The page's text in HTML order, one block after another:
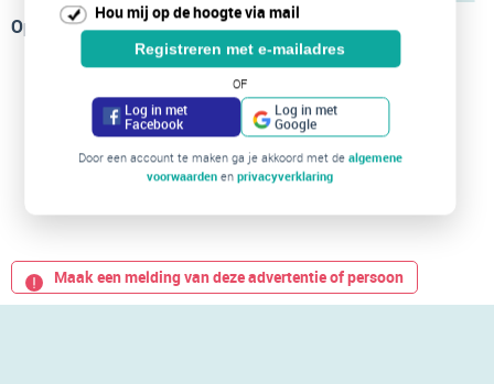
Hou mij op de hoogte via mail
Registreren met e-mailadres
OF
Log in met
Facebook
Log in met
Google
Door een account te maken ga je akkoord met de algemene
voorwaarden enprivacyverklaring
Op de kaart
Maak een melding van deze advertentie of persoon